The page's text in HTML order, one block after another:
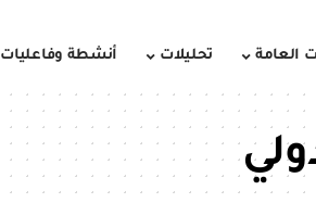
العامة تحليلات أنشطة وفاعليات